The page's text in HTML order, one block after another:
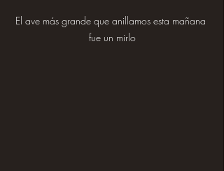
El ave más grande que anillamos esta mañana
fue un mirlo